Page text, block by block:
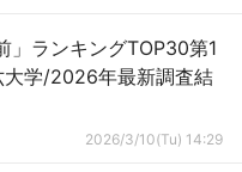
」ランキングTOP30第1
学/2026年最新調査結
2026/3/10(Tu) 14:29